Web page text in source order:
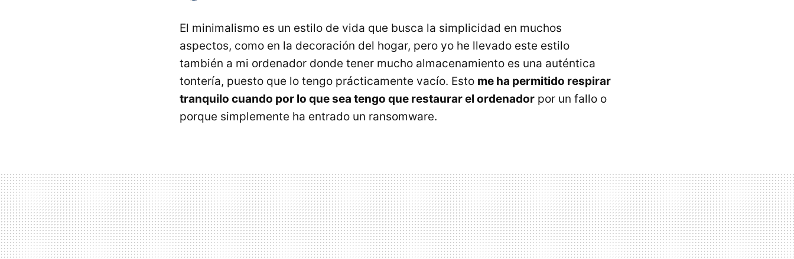
El minimalismo es un estilo de vida que busca la simplicidad en muchos
aspectos, como en la decoración del hogar, pero yo he llevado este estilo
también a mi ordenador donde tener mucho almacenamiento es una auténtica
tontería, puesto que lo tengo prácticamente vacío. Esto me ha permitido respirar
tranquilo cuando por lo que sea tengo que restaurar el ordenador por un fallo o
porque simplemente ha entrado un ransomware.